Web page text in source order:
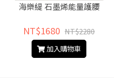
海樂緹 石墨烯能量護腰
NT$1680 NT$2280
加入購物車